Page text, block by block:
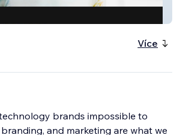
Více
brands impossible to
and marketing are what we